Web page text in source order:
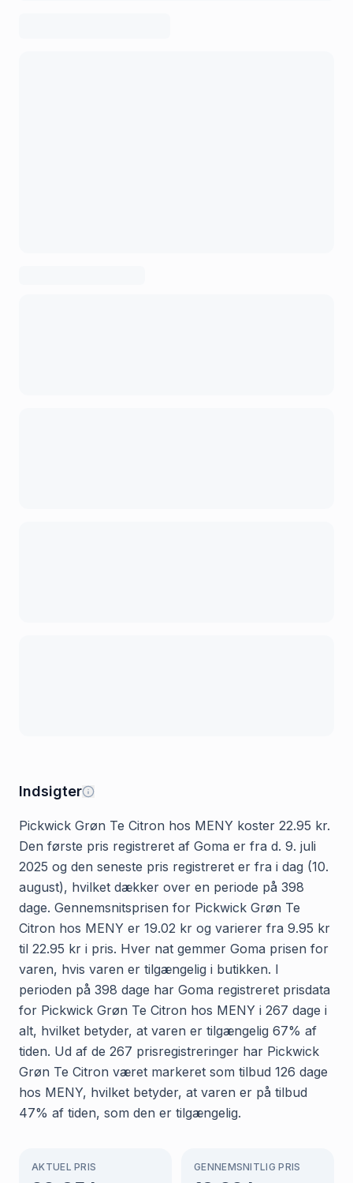
Indsigter
Pickwick Grøn Te Citron hos MENY koster 22.95 kr.
Den første pris registreret af Goma er fra d. 9. juli
2025 og den seneste pris registreret er fra i dag (10.
august), hvilket dækker over en periode på 398
dage. Gennemsnitsprisen for Pickwick Grøn Te
Citron hos MENY er 19.02 kr og varierer fra 9.95 kr
til 22.95 kr i pris. Hver nat gemmer Goma prisen for
varen, hvis varen er tilgængelig i butikken. I
perioden på 398 dage har Goma registreret prisdata
for Pickwick Grøn Te Citron hos MENY i 267 dage i
alt, hvilket betyder, at varen er tilgængelig 67% af
tiden. Ud af de 267 prisregistreringer har Pickwick
Grøn Te Citron været markeret som tilbud 126 dage
hos MENY, hvilket betyder, at varen er på tilbud
47% af tiden, som den er tilgængelig.
AKTUEL PRIS GENNEMSNITLIG PRIS